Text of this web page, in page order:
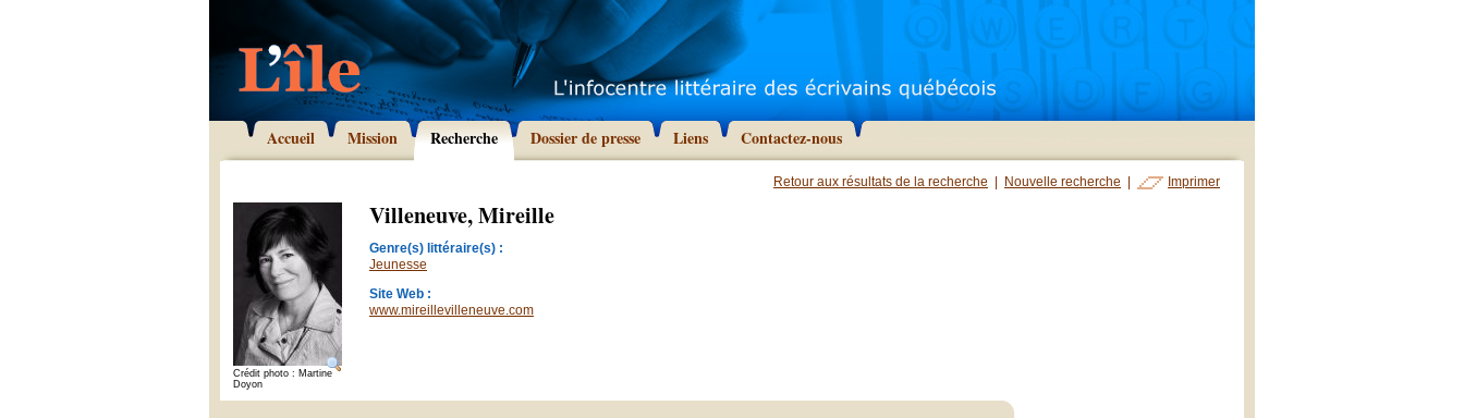
Accueil Mission Recherche Dossier de presse Liens Contactez-nous
Retour aux résultats de la recherche Nouvelle recherche Imprimer
Crédit photo : Martine
Doyon
Villeneuve, Mireille
Genre(s) littéraire(s) :
Jeunesse
Site Web :
www.mireillevilleneuve.com